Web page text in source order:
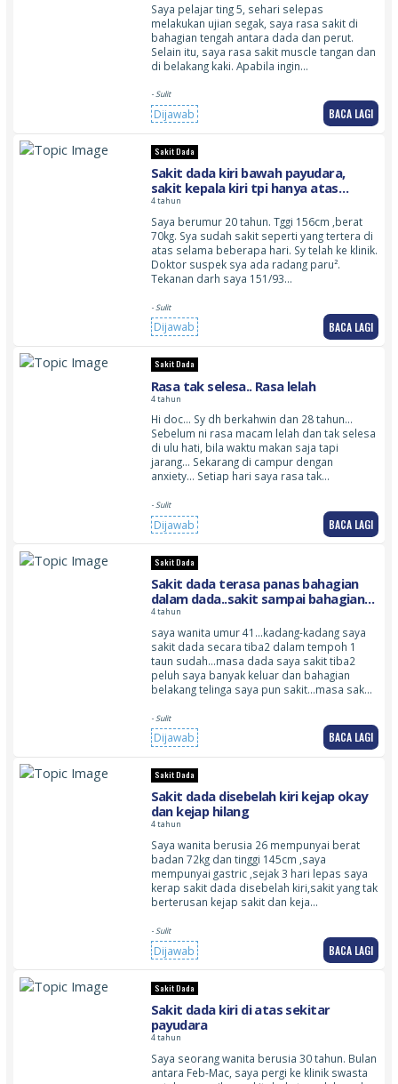
Saya pelajar ting 5, sehari selepas
melakukan ujian segak, saya rasa sakit di
bahagian tengah antara dada dan perut.
Selain itu, saya rasa sakit muscle tangan dan
di belakang kaki. Apabila ingin…
- Sulit
Dijawab BACA LAGI
Sakit Dada
Sakit dada kiri bawah payudara,
sakit kepala kiri tpi hanya atas
kepala,rusuk kiri sakit
4 tahun
Saya berumur 20 tahun. Tggi 156cm ,berat
70kg. Sya sudah sakit seperti yang tertera di
atas selama beberapa hari. Sy telah ke klinik.
Doktor suspek sya ada radang paru².
Tekanan darh saya 151/93…
- Sulit
Dijawab BACA LAGI
Sakit Dada
Rasa tak selesa.. Rasa lelah
4 tahun
Hi doc… Sy dh berkahwin dan 28 tahun…
Sebelum ni rasa macam lelah dan tak selesa
di ulu hati, bila waktu makan saja tapi
jarang… Sekarang di campur dengan
anxiety… Setiap hari saya rasa tak…
- Sulit
Dijawab BACA LAGI
Sakit Dada
Sakit dada terasa panas bahagian
dalam dada..sakit sampai bahagian
belakang telinga
4 tahun
saya wanita umur 41…kadang-kadang saya
sakit dada secara tiba2 dalam tempoh 1
taun sudah…masa dada saya sakit tiba2
peluh saya banyak keluar dan bahagian
belakang telinga saya pun sakit…masa sak…
- Sulit
Dijawab BACA LAGI
Sakit Dada
Sakit dada disebelah kiri kejap okay
dan kejap hilang
4 tahun
Saya wanita berusia 26 mempunyai berat
badan 72kg dan tinggi 145cm ,saya
mempunyai gastric ,sejak 3 hari lepas saya
kerap sakit dada disebelah kiri,sakit yang tak
berterusan kejap sakit dan keja…
- Sulit
Dijawab BACA LAGI
Sakit Dada
Sakit dada kiri di atas sekitar
payudara
4 tahun
Saya seorang wanita berusia 30 tahun. Bulan
antara Feb-Mac, saya pergi ke klinik swasta